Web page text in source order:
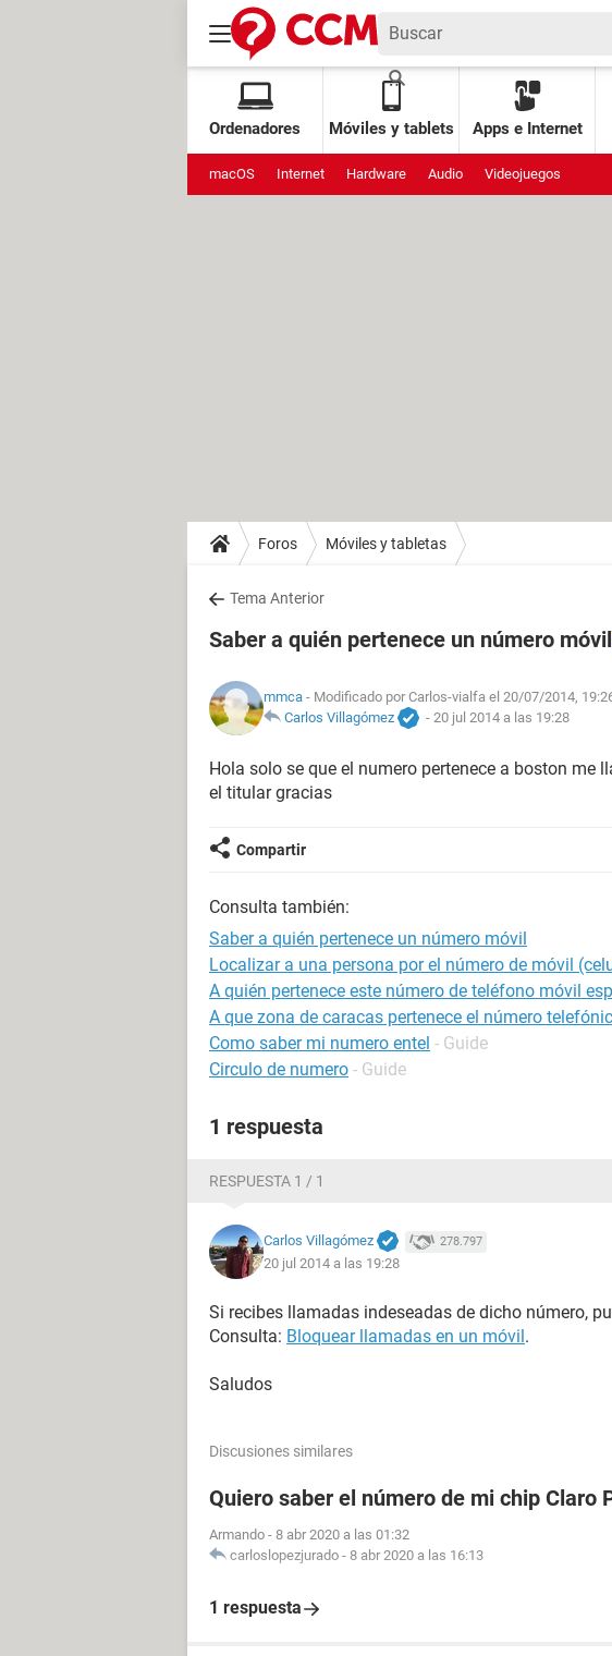
Ordenadores Móviles y tablets Apps e Internet
macOS Internet Hardware Audio Videojuegos
Foros Móviles y tabletas
Tema Anterior
Saber a quién pertenece un número móvil
mmca - Modificado por Carlos-vialfa el 20/07/2014,
Carlos Villagómez
- 20 jul 2014 a las 19:28
Hola solo se que el numero pertenece a boston me
el titular gracias
Compartir
Consulta también:
Saber a quién pertenece un número móvil
Localizar a una persona por el número de móvil
A quién pertenece este número de teléfono móvil
A que zona de caracas pertenece el número
Como saber mi numero entel - Guide
Circulo de numero - Guide
1 respuesta
RESPUESTA 1 / 1
Carlos Villagómez 278.797
20 jul 2014 a las 19:28
Si recibes llamadas indeseadas de dicho número,
Consulta: Bloquear llamadas en un móvil.
Saludos
Discusiones similares
Quiero saber el número de mi chip Claro
Armando - 8 abr 2020 a las 01:32
carloslopezjurado - 8 abr 2020 a las 16:13
1 respuesta